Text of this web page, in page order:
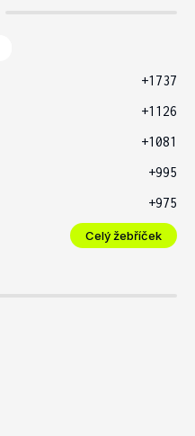
+1737
+1126
+1081
+995
+975
Celý žebříček